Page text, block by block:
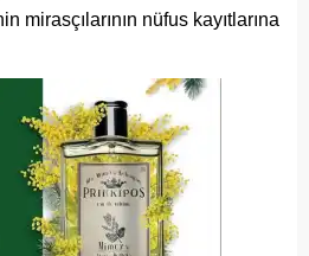
mirasçılarının nüfus kayıtlarına